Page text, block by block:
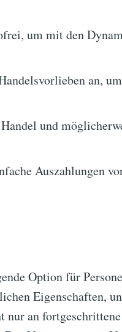
um mit den
an,
und
Auszahlungen
Option für
Eigenschaften,
an